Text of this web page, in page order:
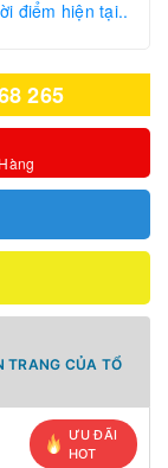
điểm hiện tại..
265
TRANG CỦA TỔ
ƯU ĐÃI
HOT